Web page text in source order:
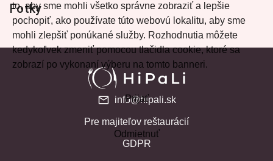
Fotky
to, aby sme mohli všetko správne zobraziť a lepšie
pochopiť, ako používate túto webovú lokalitu, aby sme
mohli zlepšiť ponúkané služby. Rozhodnutia môžete
kedykoľvek zmeniť pomocou tlačidla cookie, ktoré sa
zobrazí po vykonaní výberu na tomto banneri.
Prijať
Odmietnuť
info@hipali.sk
Pre majiteľov reštaurácií
GDPR